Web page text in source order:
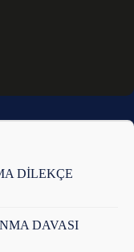
DİLEKÇE
DAVASI